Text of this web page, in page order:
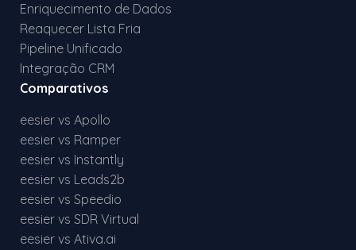
Enriquecimento de Dados
Reaquecer Lista Fria
Pipeline Unificado
Integração CRM
Comparativos
eesier vs Apollo
eesier vs Ramper
eesier vs Instantly
eesier vs Leads2b
eesier vs Speedio
eesier vs SDR Virtual
eesier vs Ativa.ai